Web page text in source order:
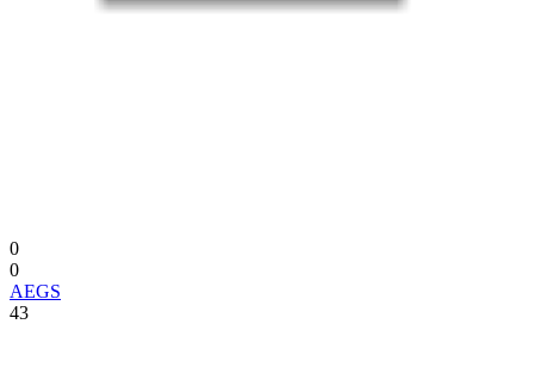
0
0
AEGS
43